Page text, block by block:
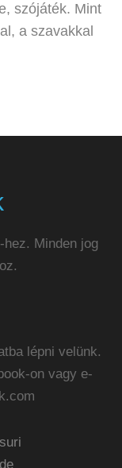
szójáték. Mint
a szavakkal
Minden jog
lépni velünk.
on vagy e-